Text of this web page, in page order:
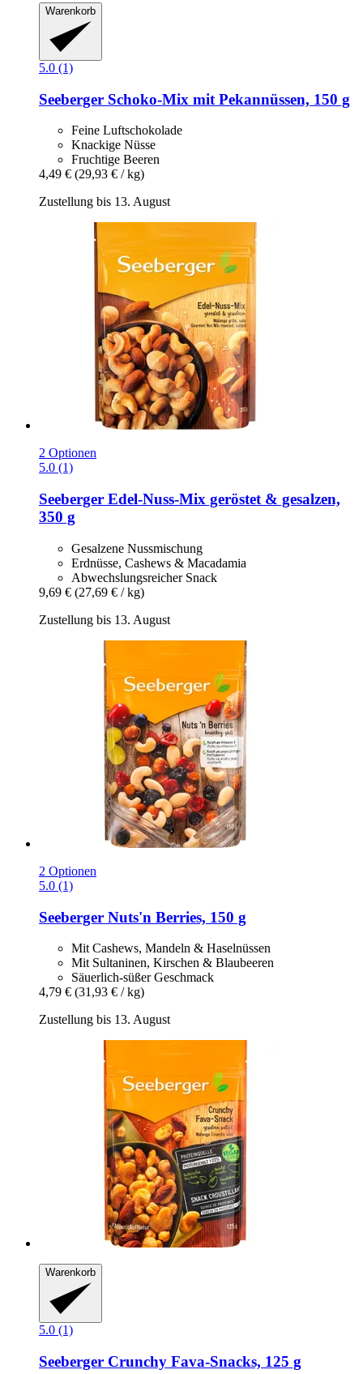
Warenkorb
5.0 (1)
Seeberger Schoko-​Mix mit Pekannüssen, 150 g
Feine Luftschokolade
Knackige Nüsse
Fruchtige Beeren
4,49 € (29,93 € / kg)
Zustellung bis 13. August
2 Optionen
5.0 (1)
Seeberger Edel-​Nuss-​Mix geröstet & gesalzen,
350 g
Gesalzene Nussmischung
Erdnüsse, Cashews & Macadamia
Abwechslungsreicher Snack
9,69 € (27,69 € / kg)
Zustellung bis 13. August
2 Optionen
5.0 (1)
Seeberger Nuts'n Berries, 150 g
Mit Cashews, Mandeln & Haselnüssen
Mit Sultaninen, Kirschen & Blaubeeren
Säuerlich-süßer Geschmack
4,79 € (31,93 € / kg)
Zustellung bis 13. August
Warenkorb
5.0 (1)
Seeberger Crunchy Fava-​Snacks, 125 g